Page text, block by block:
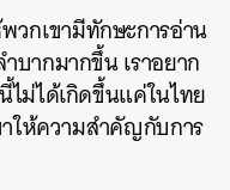
วกเขามีทักษะการอ่าน
บากมากขึ้น เราอยาก
ม่ได้เกิดขึ้นแค่ในไทย
ให้ความสำคัญกับการ